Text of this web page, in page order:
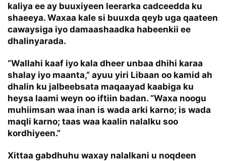
kaliya ee ay buuxiyeen leerarka cadceedda ku
shaeeya. Waxaa kale si buuxda qeyb uga qaateen
cawaysiga iyo damaashaadka habeenkii ee
dhalinyarada.
“Wallahi kaaf iyo kala dheer unbaa dhihi karaa
shalay iyo maanta,” ayuu yiri Libaan oo kamid ah
dhalin ku jalbeebsata maqaayad kaabiga ku
heysa laami weyn oo iftiin badan. “Waxa noogu
muhiimsan waa inan is wada arki karno; is wada
maqli karno; taas waa kaalin nalalku soo
kordhiyeen.”
Xittaa gabdhuhu waxay nalalkani u noqdeen